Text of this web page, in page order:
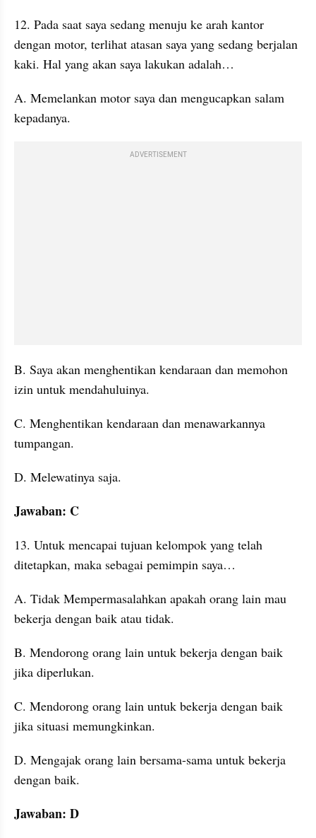
12. Pada saat saya sedang menuju ke arah kantor
dengan motor, terlihat atasan saya yang sedang berjalan
kaki. Hal yang akan saya lakukan adalah…
A. Memelankan motor saya dan mengucapkan salam
kepadanya.
ADVERTISEMENT
B. Saya akan menghentikan kendaraan dan memohon
izin untuk mendahuluinya.
C. Menghentikan kendaraan dan menawarkannya
tumpangan.
D. Melewatinya saja.
Jawaban: C
13. Untuk mencapai tujuan kelompok yang telah
ditetapkan, maka sebagai pemimpin saya…
A. Tidak Mempermasalahkan apakah orang lain mau
bekerja dengan baik atau tidak.
B. Mendorong orang lain untuk bekerja dengan baik
jika diperlukan.
C. Mendorong orang lain untuk bekerja dengan baik
jika situasi memungkinkan.
D. Mengajak orang lain bersama-sama untuk bekerja
dengan baik.
Jawaban: D